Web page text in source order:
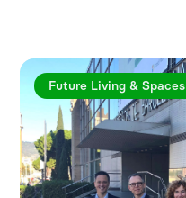
Future Living & Spaces